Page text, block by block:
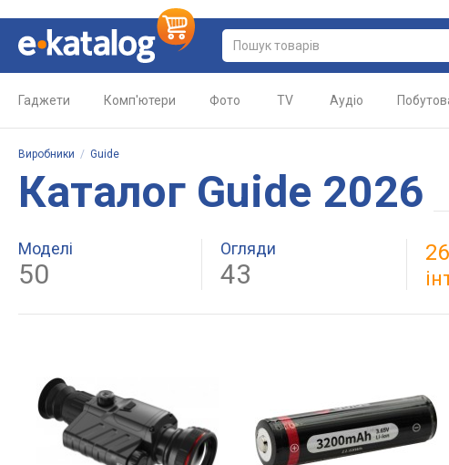
Гаджети Комп'ютери Фото TV Аудіо
Виробники / Guide
Каталог Guide 2026
Моделі
50
Огляди
43